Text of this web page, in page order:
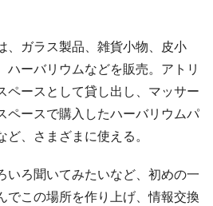
ガラス製品、雑貨小物、皮小
ハーバリウムなどを販売。アトリ
ペースとして貸し出し、マッサー
ペースで購入したハーバリウムパ
、さまざまに使える。
ろ聞いてみたいなど、初めの一
でこの場所を作り上げ、情報交換